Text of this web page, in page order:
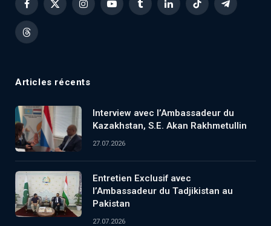
Facebook
X
InstagramYouTubeTumblrLinkedInTikTok Telegram
Threads
Articles récents
Interview avec l’Ambassadeur du
Kazakhstan, S.E. Akan Rakhmetullin
27.07.2026
Entretien Exclusif avec
l’Ambassadeur du Tadjikistan au
Pakistan
27.07.2026